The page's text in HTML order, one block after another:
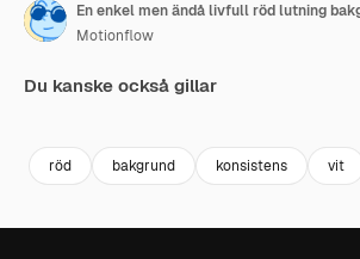
Motionflow
Du kanske också gillar
röd bakgrund konsistens vit